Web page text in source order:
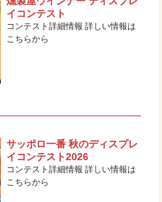
イコンテスト
コンテスト詳細情報 詳しい情報は
こちらから
サッポロ一番 秋のディスプレ
イコンテスト2026
コンテスト詳細情報 詳しい情報は
こちらから